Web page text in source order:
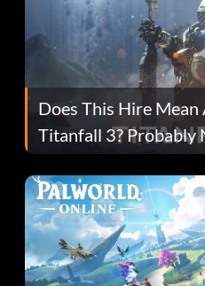
Does This Hire
Titanfall 3? Probably
Fans Are Hopeful